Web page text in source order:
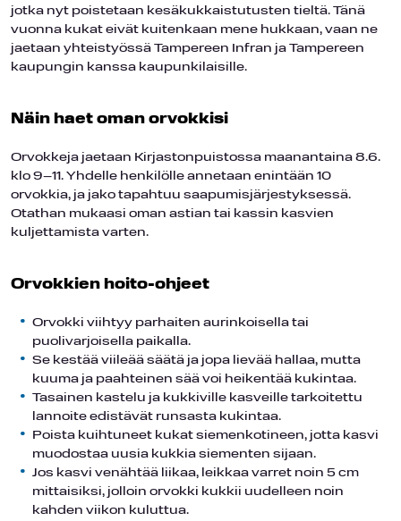
jotka nyt poistetaan kesäkukkaistutusten tieltä. Tänä
vuonna kukat eivät kuitenkaan mene hukkaan, vaan ne
jaetaan yhteistyössä Tampereen Infran ja Tampereen
kaupungin kanssa kaupunkilaisille.
Näin haet oman orvokkisi
Orvokkeja jaetaan Kirjastonpuistossa maanantaina 8.6.
klo 9–11. Yhdelle henkilölle annetaan enintään 10
orvokkia, ja jako tapahtuu saapumisjärjestyksessä.
Otathan mukaasi oman astian tai kassin kasvien
kuljettamista varten.
Orvokkien hoito-ohjeet
Orvokki viihtyy parhaiten aurinkoisella tai
puolivarjoisella paikalla.
Se kestää viileää säätä ja jopa lievää hallaa, mutta
kuuma ja paahteinen sää voi heikentää kukintaa.
Tasainen kastelu ja kukkiville kasveille tarkoitettu
lannoite edistävät runsasta kukintaa.
Poista kuihtuneet kukat siemenkotineen, jotta kasvi
muodostaa uusia kukkia siementen sijaan.
Jos kasvi venähtää liikaa, leikkaa varret noin 5 cm
mittaisiksi, jolloin orvokki kukkii uudelleen noin
kahden viikon kuluttua.